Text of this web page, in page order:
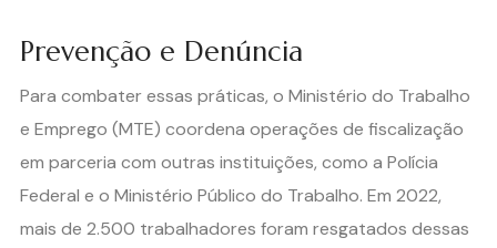
Prevenção e Denúncia
Para combater essas práticas, o Ministério do Trabalho
e Emprego (MTE) coordena operações de fiscalização
em parceria com outras instituições, como a Polícia
Federal e o Ministério Público do Trabalho. Em 2022,
mais de 2.500 trabalhadores foram resgatados dessas